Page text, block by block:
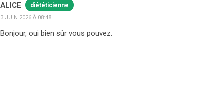
ALICE diététicienne
3 JUIN 2026 À 08:48
Bonjour, oui bien sûr vous pouvez.